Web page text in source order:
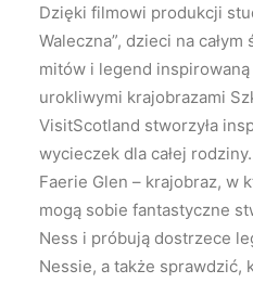
Dzięki filmowi produkcji
Waleczna”, dzieci na
mitów i legend inspirowaną
urokliwymi krajobrazami
VisitScotland stworzyła
wycieczek dla całej
Faerie Glen – krajobraz, w
mogą sobie fantastyczne
Ness i próbują dostrzece
Nessie, a także sprawdzić,